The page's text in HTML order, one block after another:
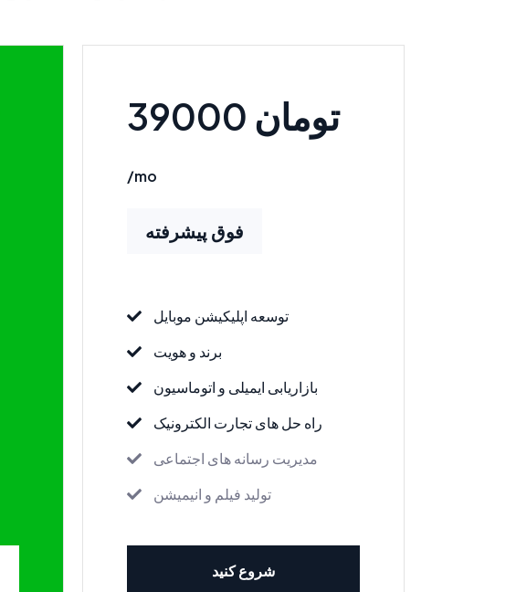
39000 تومان
/mo
فوق پیشرفته
توسعه اپلیکیشن موبایل
برند و هویت
بازاریابی ایمیلی و اتوماسیون
راه حل های تجارت الکترونیک
مدیریت رسانه های اجتماعی
تولید فیلم و انیمیشن
شروع کنید